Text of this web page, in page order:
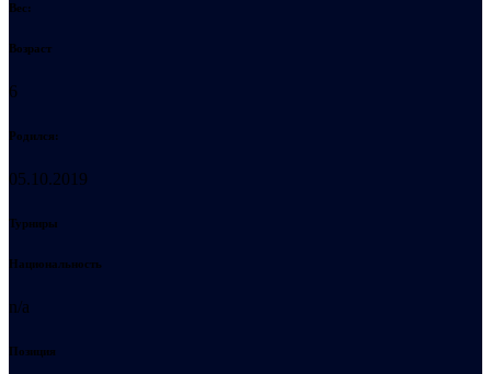
Вес:
Возраст
6
Родился:
05.10.2019
Турниры
Национальность
n/a
Позиция